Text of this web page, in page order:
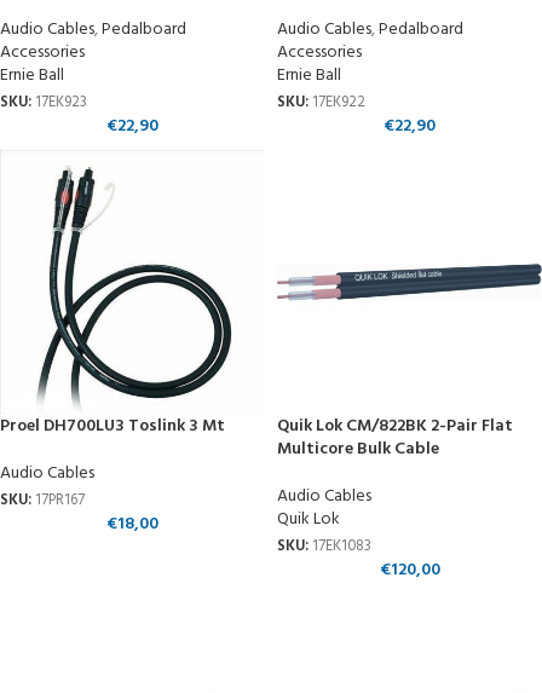
Audio Cables,Pedalboard
Accessories
Ernie Ball
SKU: 17EK923
€22,90
Audio Cables,Pedalboard
Accessories
Ernie Ball
SKU: 17EK922
€22,90
Proel DH700LU3 Toslink 3 Mt
Audio Cables
SKU: 17PR167
€18,00
Quik Lok CM/822BK 2-Pair Flat
Multicore Bulk Cable
Audio Cables
Quik Lok
SKU: 17EK1083
€120,00